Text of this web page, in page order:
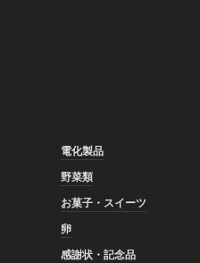
電化製品
野菜類
お菓子・スイーツ
卵
感謝状・記念品